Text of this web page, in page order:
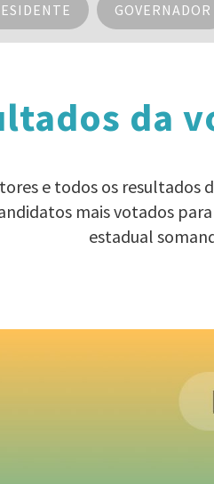
GOVERNADOR
da
e todos os resultados
mais votados
estadual